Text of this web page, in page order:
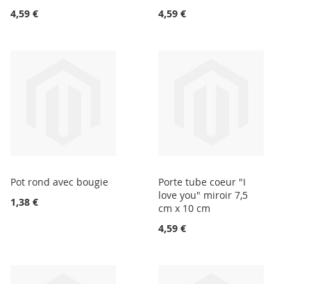
4,59 €
4,59 €
Pot rond avec bougie
1,38 €
Porte tube coeur "I
love you" miroir 7,5
cm x 10 cm
4,59 €